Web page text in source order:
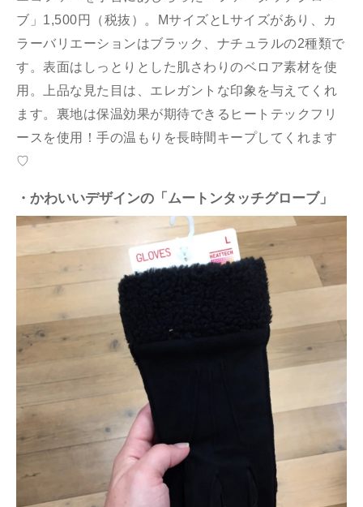
ブ」1,500円（税抜）。MサイズとLサイズがあり、カ
ラーバリエーションはブラック、ナチュラルの2種類で
す。表面はしっとりとした肌さわりのベロア素材を使
用。上品な見た目は、エレガントな印象を与えてくれ
ます。裏地は保温効果が期待できるヒートテックフリ
ースを使用！手の温もりを長時間キープしてくれます
♡
・かわいいデザインの「ムートンタッチグローブ」